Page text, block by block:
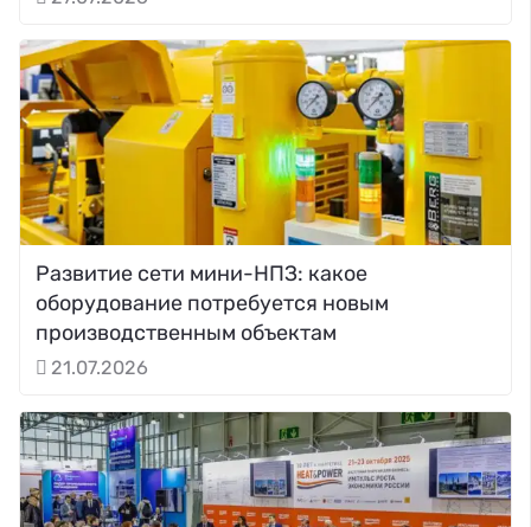
Развитие сети мини-НПЗ: какое
оборудование потребуется новым
производственным объектам
21.07.2026